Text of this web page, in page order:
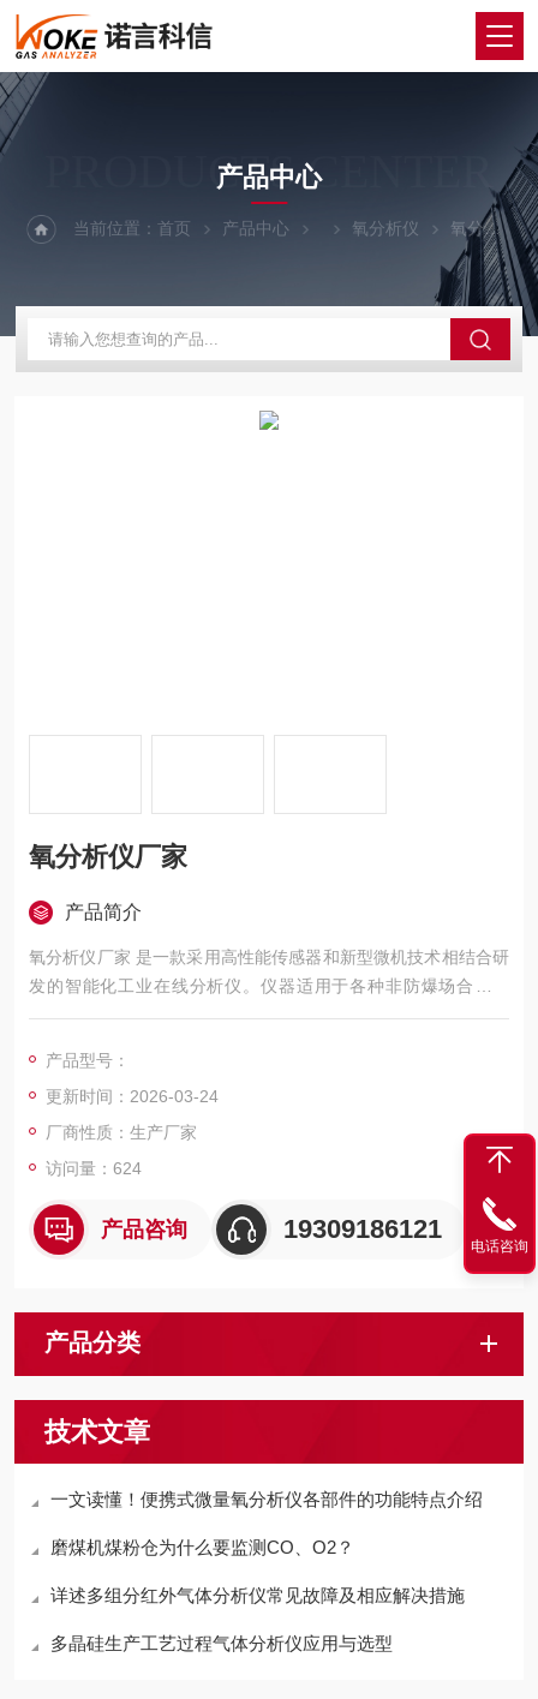
PRODUCTS CENTER
产品中心
当前位置：首页 产品中心 氧分析仪 氧分析仪厂家
氧分析仪厂家
产品简介
氧分析仪厂家 是一款采用高性能传感器和新型微机技术相结合研
发的智能化工业在线分析仪。仪器适用于各种非防爆场合下使
用，可在线分析监测ppm级微量氧至99.99%的纯氧。
要求及工况的复杂程度选用不同分析原理，如顺磁原理，并提供
具性价比的解决方案。
产品型号：
更新时间：2026-03-24
厂商性质：生产厂家
访问量：624
产品咨询 19309186121
产品分类
技术文章
一文读懂！便携式微量氧分析仪各部件的功能特点介绍
磨煤机煤粉仓为什么要监测CO、O2？
详述多组分红外气体分析仪常见故障及相应解决措施
多晶硅生产工艺过程气体分析仪应用与选型
电话咨询